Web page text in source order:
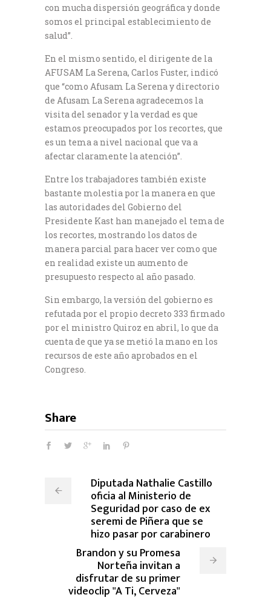
con mucha dispersión geográfica y donde
somos el principal establecimiento de
salud”.
En el mismo sentido, el dirigente de la
AFUSAM La Serena, Carlos Fuster, indicó
que “como Afusam La Serena y directorio
de Afusam La Serena agradecemos la
visita del senador y la verdad es que
estamos preocupados por los recortes, que
es un tema a nivel nacional que va a
afectar claramente la atención”.
Entre los trabajadores también existe
bastante molestia por la manera en que
las autoridades del Gobierno del
Presidente Kast han manejado el tema de
los recortes, mostrando los datos de
manera parcial para hacer ver como que
en realidad existe un aumento de
presupuesto respecto al año pasado.
Sin embargo, la versión del gobierno es
refutada por el propio decreto 333 firmado
por el ministro Quiroz en abril, lo que da
cuenta de que ya se metió la mano en los
recursos de este año aprobados en el
Congreso.
Share
Diputada Nathalie Castillo
oficia al Ministerio de
Seguridad por caso de ex
seremi de Piñera que se
hizo pasar por carabinero
Brandon y su Promesa
Norteña invitan a
disfrutar de su primer
videoclip "A Ti, Cerveza"